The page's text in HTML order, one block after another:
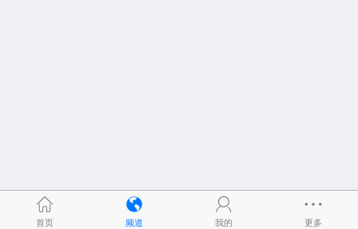
首页 频道 我的 更多